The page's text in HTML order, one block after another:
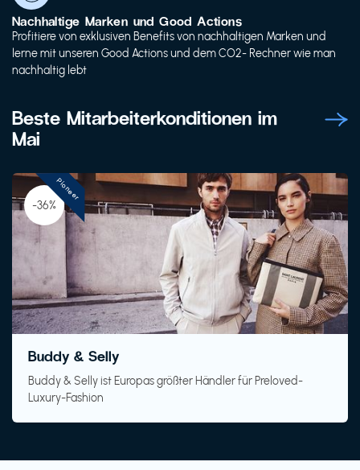
Nachhaltige Marken und Good Actions
Profitiere von exklusiven Benefits von nachhaltigen Marken und
lerne mit unseren Good Actions und dem CO2- Rechner wie man
nachhaltig lebt
Beste Mitarbeiterkonditionen im
Mai
-36%
Buddy & Selly
Buddy & Selly ist Europas größter Händler für Preloved-
Luxury-Fashion
Pioneer